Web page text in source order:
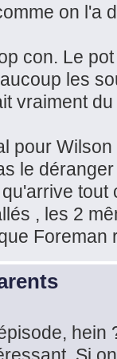
on l'a
con. Le
les
vraiment
pour
le
tout
, les 2
Foreman
hein